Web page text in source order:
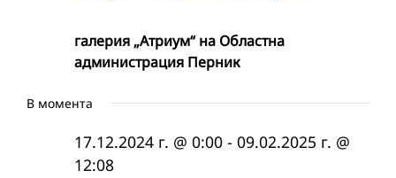
галерия „Атриум“ на Областна
администрация Перник
В момента
17.12.2024 г. @ 0:00 - 09.02.2025 г. @
12:08